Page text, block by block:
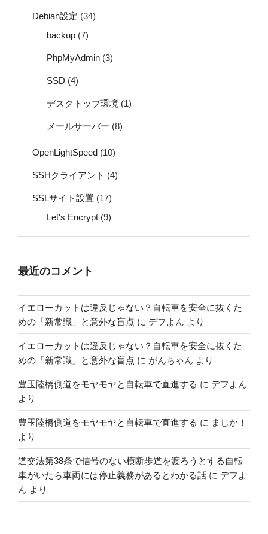
Debian設定 (34)
backup (7)
PhpMyAdmin (3)
SSD (4)
デスクトップ環境 (1)
メールサーバー (8)
OpenLightSpeed (10)
SSHクライアント (4)
SSLサイト設置 (17)
Let's Encrypt (9)
最近のコメント
イエローカットは違反じゃない？自転車を安全に抜くた
めの「新常識」と意外な盲点 に デフよん より
イエローカットは違反じゃない？自転車を安全に抜くた
めの「新常識」と意外な盲点 に がんちゃん より
豊玉陸橋側道をモヤモヤと自転車で直進する に デフよん
より
豊玉陸橋側道をモヤモヤと自転車で直進する に まじか！
より
道交法第38条で信号のない横断歩道を渡ろうとする自転
車がいたら車両には停止義務があるとわかる話 に デフよ
ん より